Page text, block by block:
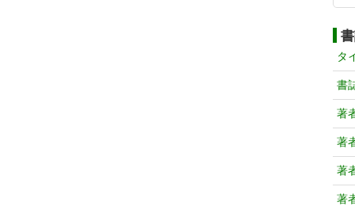
タ
書
著
著
著
著